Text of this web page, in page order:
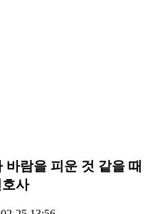
람을 피운 것 같을 때
사